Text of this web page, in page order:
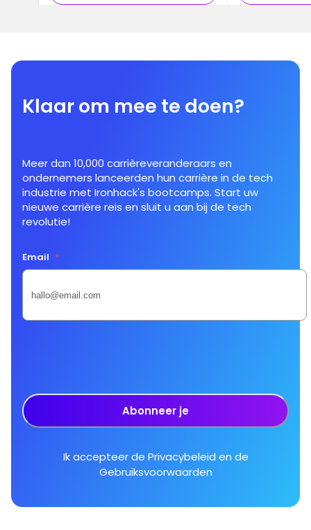
Klaar om mee te doen?
Meer dan 10,000 carrièreveranderaars en
ondernemers lanceerden hun carrière in de tech
industrie met Ironhack's bootcamps. Start uw
nieuwe carrière reis en sluit u aan bij de tech
revolutie!
Email *
Abonneer je
Ik accepteer de Privacybeleid en de
Gebruiksvoorwaarden